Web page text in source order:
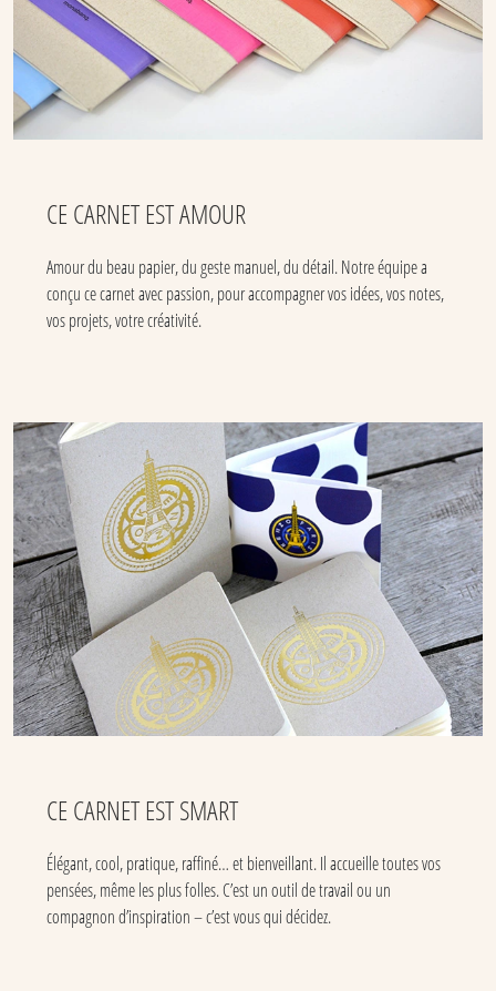
CE CARNET EST AMOUR
Amour du beau papier, du geste manuel, du détail. Notre équipe a
conçu ce carnet avec passion, pour accompagner vos idées, vos notes,
vos projets, votre créativité.
CE CARNET EST SMART
Élégant, cool, pratique, raffiné… et bienveillant. Il accueille toutes vos
pensées, même les plus folles. C’est un outil de travail ou un
compagnon d’inspiration – c’est vous qui décidez.